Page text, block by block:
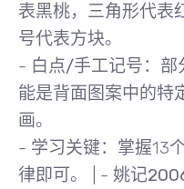
表黑桃，三角形代表
号代表方块。
- 白点/手工记号：部
能是背面图案中的特
画。
- 学习关键：掌握13
律即可。 | - 姚记